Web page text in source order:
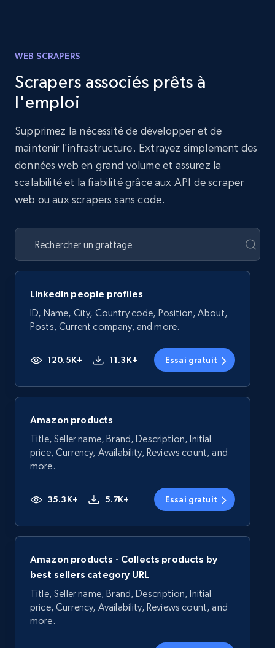
WEB SCRAPERS
Scrapers associés prêts à
l'emploi
Supprimez la nécessité de développer et de
maintenir l'infrastructure. Extrayez simplement des
données web en grand volume et assurez la
scalabilité et la fiabilité grâce aux API de scraper
web ou aux scrapers sans code.
LinkedIn people profiles
ID, Name, City, Country code, Position, About,
Posts, Current company, and more.
120.5K+ 11.3K+ Essai gratuit
Amazon products
Title, Seller name, Brand, Description, Initial
price, Currency, Availability, Reviews count, and
more.
35.3K+ 5.7K+ Essai gratuit
Amazon products - Collects products by
best sellers category URL
Title, Seller name, Brand, Description, Initial
price, Currency, Availability, Reviews count, and
more.